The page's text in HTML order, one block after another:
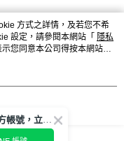
方式之詳情，及若您不希
設定，請參閱本網站「 隱私
您同意本公司得按本網站使
加入LINE官方帳號，立即獲得$100購物金!